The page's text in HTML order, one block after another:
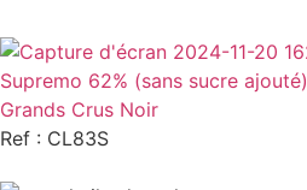
Supremo 62% (sans sucre ajouté)
Grands Crus Noir
Ref : CL83S